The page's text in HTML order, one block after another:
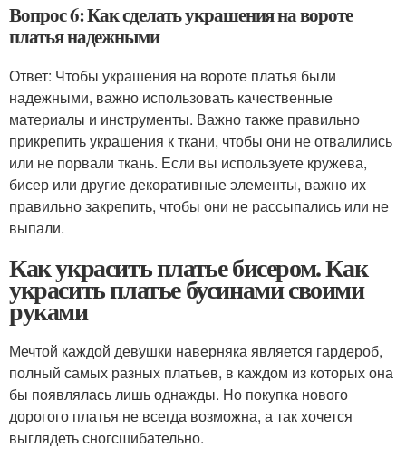
Вопрос 6: Как сделать украшения на вороте
платья надежными
Ответ: Чтобы украшения на вороте платья были
надежными, важно использовать качественные
материалы и инструменты. Важно также правильно
прикрепить украшения к ткани, чтобы они не отвалились
или не порвали ткань. Если вы используете кружева,
бисер или другие декоративные элементы, важно их
правильно закрепить, чтобы они не рассыпались или не
выпали.
Как украсить платье бисером. Как
украсить платье бусинами своими
руками
Мечтой каждой девушки наверняка является гардероб,
полный самых разных платьев, в каждом из которых она
бы появлялась лишь однажды. Но покупка нового
дорогого платья не всегда возможна, а так хочется
выглядеть сногсшибательно.